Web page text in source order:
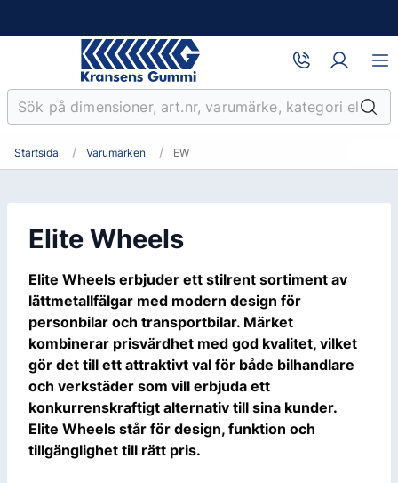
Startsida Varumärken EW
Elite Wheels
Elite Wheels erbjuder ett stilrent sortiment av
lättmetallfälgar med modern design för
personbilar och transportbilar. Märket
kombinerar prisvärdhet med god kvalitet, vilket
gör det till ett attraktivt val för både bilhandlare
och verkstäder som vill erbjuda ett
konkurrenskraftigt alternativ till sina kunder.
Elite Wheels står för design, funktion och
tillgänglighet till rätt pris.